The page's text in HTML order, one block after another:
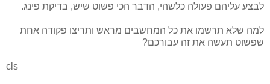
לבצע עליהם פעולה כלשהי, הדבר הכי פשוט שיש, בדיקת פינג.
למה שלא תרשמו את כל המחשבים מראש ותריצו פקודה אחת
שפשוט תעשה את זה עבורכם?
cls